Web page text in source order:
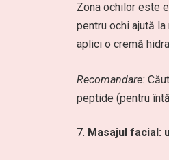
Zona ochilor este
pentru ochi ajută
aplici o cremă
Recomandare:
peptide (pentru
Masajul facial: